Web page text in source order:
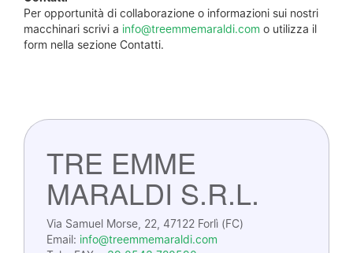
Per opportunità di collaborazione o informazioni sui nostri
macchinari scrivi a info@treemmemaraldi.com o utilizza il
form nella sezione Contatti.
TRE EMME
MARALDI S.R.L.
Via Samuel Morse, 22, 47122 Forlì (FC)
Email: info@treemmemaraldi.com